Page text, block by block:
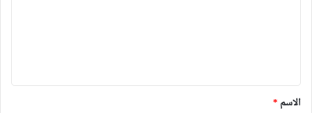
*
الاسم *